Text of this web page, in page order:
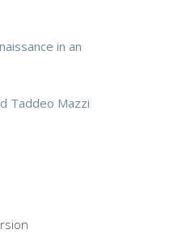
in an
Taddeo Mazzi